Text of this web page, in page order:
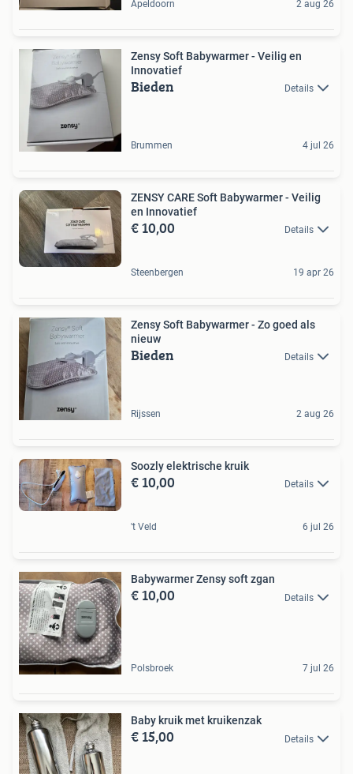
Apeldoorn 2 aug 26
Zensy Soft Babywarmer - Veilig en
Innovatief
Bieden Details
Brummen 4 jul 26
ZENSY CARE Soft Babywarmer - Veilig
en Innovatief
€ 10,00 Details
Steenbergen 19 apr 26
Zensy Soft Babywarmer - Zo goed als
nieuw
Bieden Details
Rijssen 2 aug 26
Soozly elektrische kruik
€ 10,00 Details
't Veld 6 jul 26
Babywarmer Zensy soft zgan
€ 10,00 Details
Polsbroek 7 jul 26
Baby kruik met kruikenzak
€ 15,00 Details